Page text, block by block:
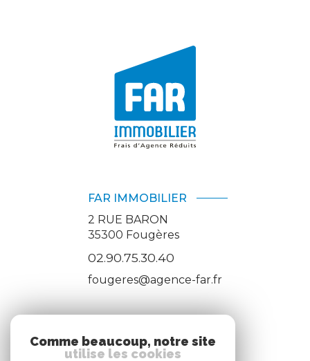
FAR IMMOBILIER
2 RUE BARON
35300 Fougères
02.90.75.30.40
fougeres@agence-far.fr
ADHÉRENTS
Comme beaucoup, notre site
utilise les cookies